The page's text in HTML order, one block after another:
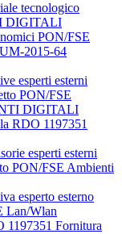
tecnologico
DIGITALI
PON/FSE
2015-64
esperti esterni
PON/FSE
DIGITALI
RDO 1197351
esperti esterni
PON/FSE Ambienti
esperto esterno
Lan/Wlan
1197351 Fornitura